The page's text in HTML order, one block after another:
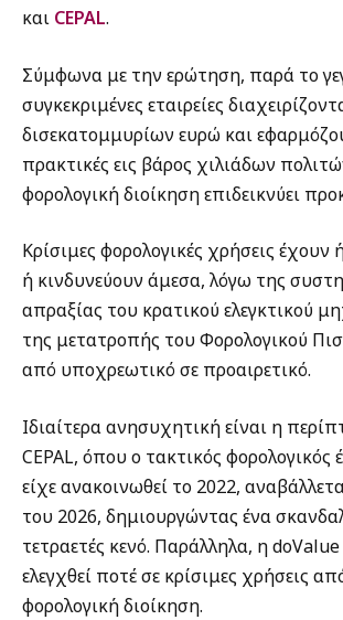
και CEPAL.
Σύμφωνα με την ερώτηση, παρά το
συγκεκριμένες εταιρείες
δισεκατομμυρίων ευρώ και
πρακτικές εις βάρος χιλιάδων
φορολογική διοίκηση επιδεικνύει
Κρίσιμες φορολογικές χρήσεις
ή κινδυνεύουν άμεσα, λόγω της
απραξίας του κρατικού ελεγκτικού
της μετατροπής του Φορολογικού
από υποχρεωτικό σε προαιρετικό.
Ιδιαίτερα ανησυχητική είναι η
CEPAL, όπου ο τακτικός φορολογικός
είχε ανακοινωθεί το 2022,
του 2026, δημιουργώντας ένα
τετραετές κενό. Παράλληλα, η doValue
ελεγχθεί ποτέ σε κρίσιμες χρήσεις
φορολογική διοίκηση.